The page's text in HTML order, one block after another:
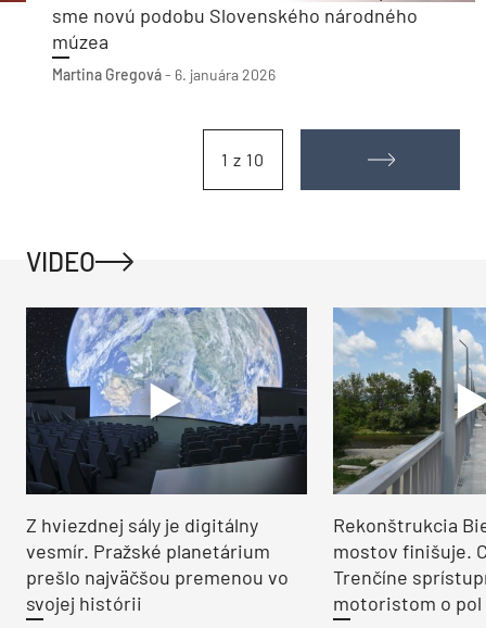
sme novú podobu Slovenského národného
múzea
Martina Gregová- 6. januára 2026
1 z 10
VIDEO
Z hviezdnej sály je digitálny
vesmír. Pražské planetárium
prešlo najväčšou premenou vo
svojej histórii
Rekonštrukcia
mostov finišuje.
Trenčíne
motoristom o pol